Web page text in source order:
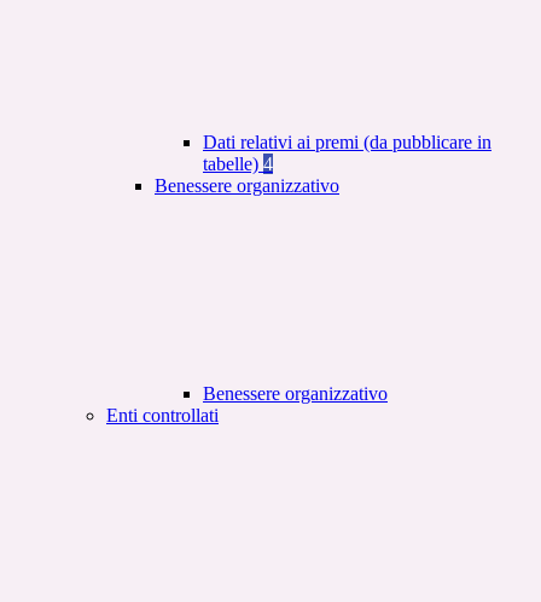
Dati relativi ai premi (da pubblicare in
tabelle) 4
Benessere organizzativo
Benessere organizzativo
Enti controllati